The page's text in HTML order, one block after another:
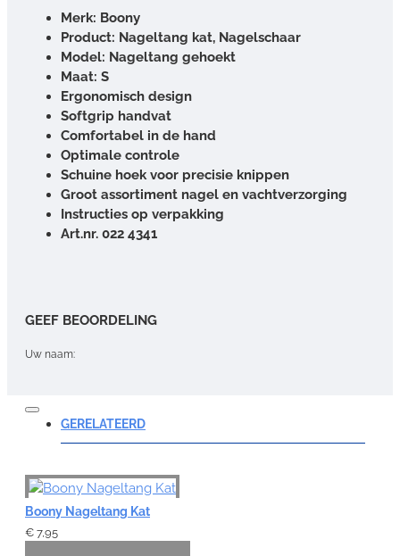
Merk: Boony
Product: Nageltang kat, Nagelschaar
Model: Nageltang gehoekt
Maat: S
Ergonomisch design
Softgrip handvat
Comfortabel in de hand
Optimale controle
Schuine hoek voor precisie knippen
Groot assortiment nagel en vachtverzorging
Instructies op verpakking
Art.nr. 022 4341
GEEF BEOORDELING
Uw naam:
Opmerking:
Note:
GERELATEERD
Boony Nageltang Kat
€ 7,95